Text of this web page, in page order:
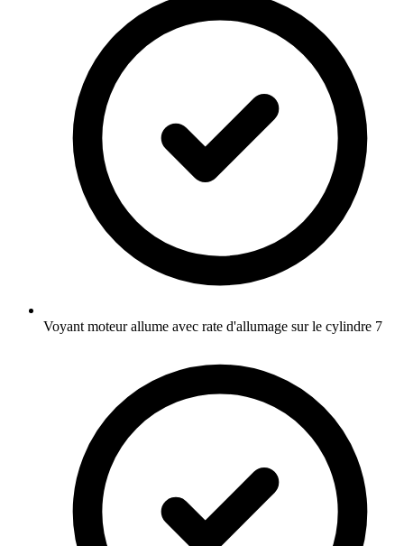
Voyant moteur allume avec rate d'allumage sur le cylindre 7